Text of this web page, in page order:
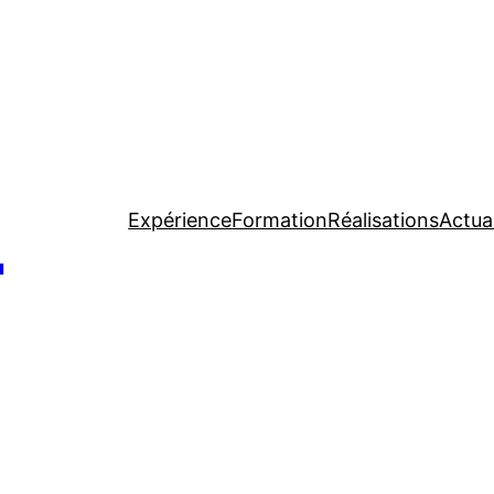
ExpérienceFormationRéalisations